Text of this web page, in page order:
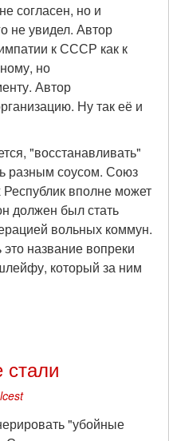
согласен, но и
не увидел. Автор
к СССР как к
но
Автор
Ну так её и
"восстанавливать"
разным соусом. Союз
вполне может
должен был стать
вольных коммун.
название вопреки
который за ним
стали
"убойные